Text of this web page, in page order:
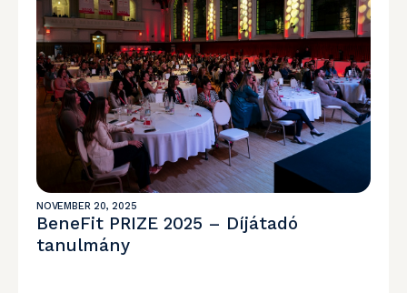
NOVEMBER 20, 2025
BeneFit PRIZE 2025 – Díjátadó
tanulmány